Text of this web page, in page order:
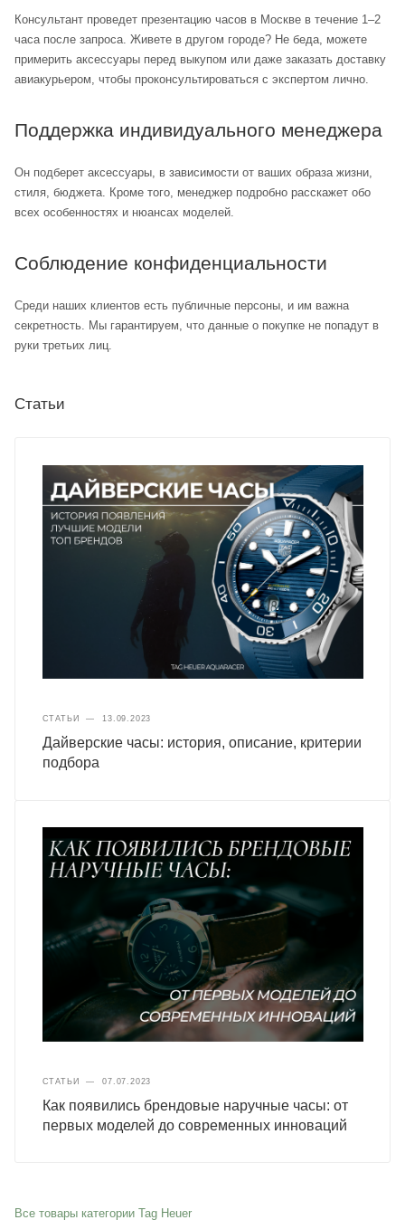
Консультант проведет презентацию часов в Москве в течение 1–2
часа после запроса. Живете в другом городе? Не беда, можете
примерить аксессуары перед выкупом или даже заказать доставку
авиакурьером, чтобы проконсультироваться с экспертом лично.
Поддержка индивидуального менеджера
Он подберет аксессуары, в зависимости от ваших образа жизни,
стиля, бюджета. Кроме того, менеджер подробно расскажет обо
всех особенностях и нюансах моделей.
Соблюдение конфиденциальности
Среди наших клиентов есть публичные персоны, и им важна
секретность. Мы гарантируем, что данные о покупке не попадут в
руки третьих лиц.
Статьи
СТАТЬИ — 13.09.2023
Дайверские часы: история, описание, критерии
подбора
СТАТЬИ — 07.07.2023
Как появились брендовые наручные часы: от
первых моделей до современных инноваций
Все товары категории Tag Heuer